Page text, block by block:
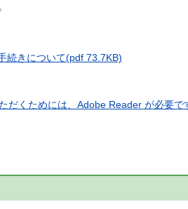
続きについて(pdf 73.7KB)
だくためには、Adobe Reader が必要で